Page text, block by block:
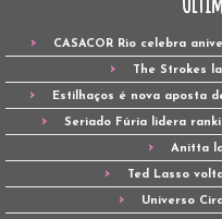
CASACOR Rio celebra
The Strokes
Estilhaços é nova aposta
Seriado Fúria lidera
Anitta
Ted Lasso
Universo